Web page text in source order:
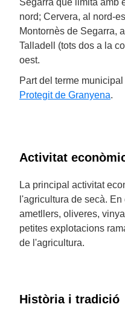
Segarra que limita amb
nord; Cervera, al nord-
Montornès de Segarra,
Talladell (tots dos a la
oest.
Part del terme
Protegit de Granyena.
Activitat
La principal activitat
l'agricultura de secà.
ametllers, oliveres,
petites explotacions
de l'agricultura.
Història i tradició